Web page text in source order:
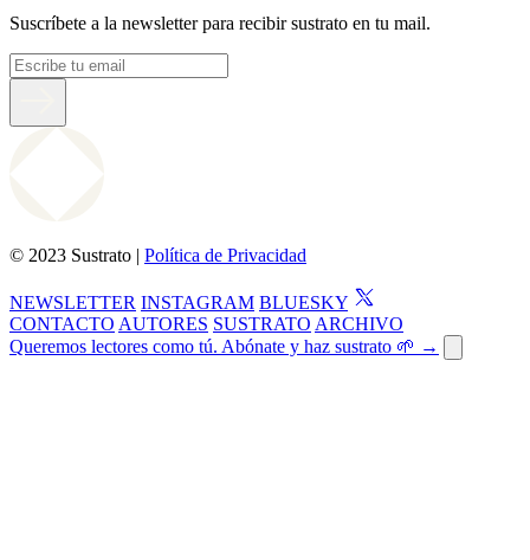
Suscríbete a la newsletter para recibir sustrato en tu mail.
© 2023 Sustrato | Política de Privacidad
NEWSLETTER INSTAGRAM BLUESKY
CONTACTO AUTORES SUSTRATO ARCHIVO
Queremos lectores como tú. Abónate y haz sustrato 🌱 →